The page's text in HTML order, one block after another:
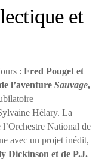
et
: Fred Pouget et
l’aventure Sauvage,
—
Hélary. La
National de
avec un projet inédit,
Dickinson et de P.J.